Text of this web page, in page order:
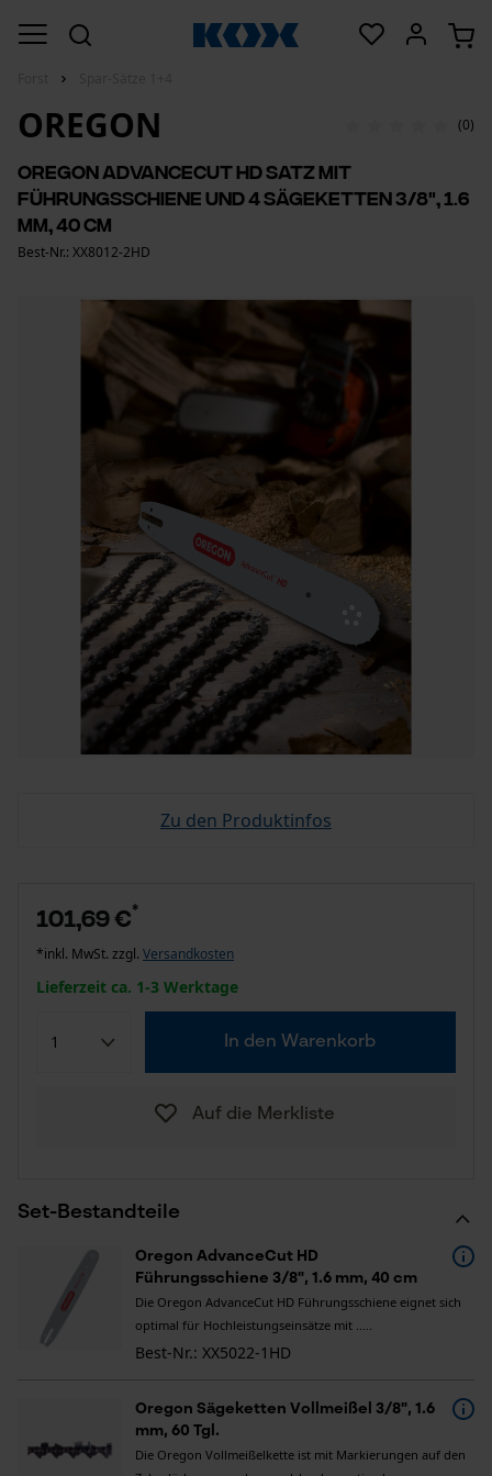
OREGON (0)
Oregon AdvanceCut HD Satz mit
Führungsschiene und 4 Sägeketten 3/8", 1.6
mm, 40 cm
Best-Nr.: XX8012-2HD
Zu den Produktinfos
Set-Bestandteile
Oregon AdvanceCut HD
Führungsschiene 3/8", 1.6 mm, 40 cm
Die Oregon AdvanceCut HD Führungsschiene eignet sich
optimal für Hochleistungseinsätze mit .....
Best-Nr.: XX5022-1HD
Oregon Sägeketten Vollmeißel 3/8", 1.6
mm, 60 Tgl.
Die Oregon Vollmeißelkette ist mit Markierungen auf den
101,69 €*
*inkl. MwSt. zzgl. Versandkosten
Lieferzeit ca. 1-3 Werktage
In den Warenkorb
Auf die Merkliste